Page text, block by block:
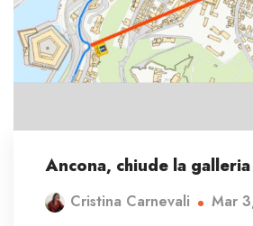
Ancona, chiude la
Cristina Carnevali Mar